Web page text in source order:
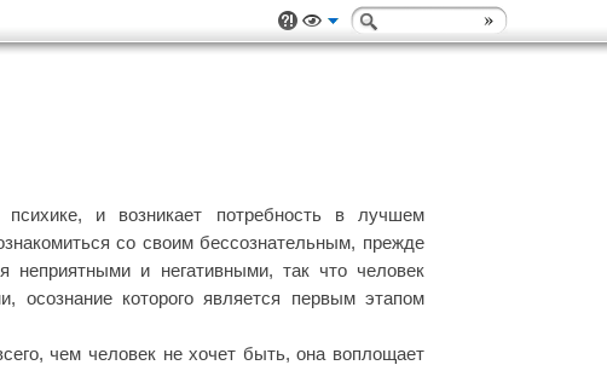
психике, и возникает потребность в лучшем
со своим бессознательным, прежде
неприятными и негативными, так что человек
осознание которого является первым этапом
чем человек не хочет быть, она воплощает